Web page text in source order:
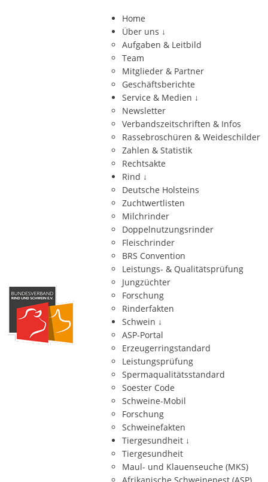
Home
Über uns ↓
Aufgaben & Leitbild
Team
Mitglieder & Partner
Geschäftsberichte
Service & Medien ↓
Newsletter
Verbandszeitschriften & Infos
Rassebroschüren & Weideschilder
Zahlen & Statistik
Rechtsakte
Rind ↓
Deutsche Holsteins
Zuchtwertlisten
Milchrinder
Doppelnutzungsrinder
Fleischrinder
BRS Convention
Leistungs- & Qualitätsprüfung
Jungzüchter
Forschung
Rinderfakten
Schwein ↓
ASP-Portal
Erzeugerringstandard
Leistungsprüfung
Spermaqualitätsstandard
Soester Code
Schweine-Mobil
Forschung
Schweinefakten
Tiergesundheit ↓
Tiergesundheit
Maul- und Klauenseuche (MKS)